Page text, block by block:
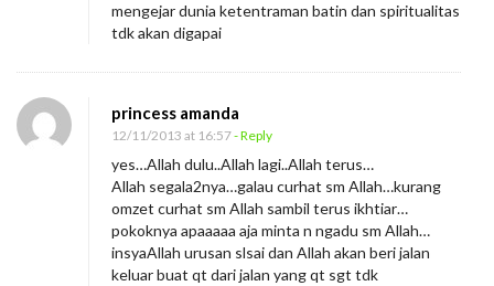
mengejar dunia ketentraman batin dan spiritualitas
tdk akan digapai
princess amanda
12/11/2013 at 16:57- Reply
yes…Allah dulu..Allah lagi..Allah terus…
Allah segala2nya…galau curhat sm Allah…kurang
omzet curhat sm Allah sambil terus ikhtiar…
pokoknya apaaaaa aja minta n ngadu sm Allah…
insyaAllah urusan slsai dan Allah akan beri jalan
keluar buat qt dari jalan yang qt sgt tdk